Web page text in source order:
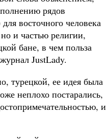
рядов
восточного человека
и частью религии,
бане, в чем польза
JustLady.
турецкой, ее идея была
неплохо постарались,
и